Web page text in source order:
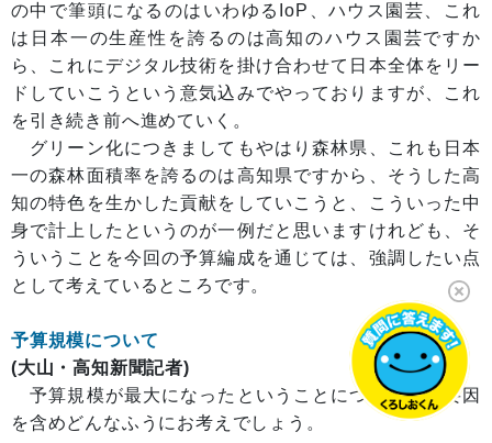
の中で筆頭になるのはいわゆるIoP、ハウス園芸、これ
は日本一の生産性を誇るのは高知のハウス園芸ですか
ら、これにデジタル技術を掛け合わせて日本全体をリー
ドしていこうという意気込みでやっておりますが、これ
を引き続き前へ進めていく。
グリーン化につきましてもやはり森林県、これも日本
一の森林面積率を誇るのは高知県ですから、そうした高
知の特色を生かした貢献をしていこうと、こういった中
身で計上したというのが一例だと思いますけれども、そ
ういうことを今回の予算編成を通じては、強調したい点
として考えているところです。
予算規模について
(大山・高知新聞記者)
予算規模が最大になったということについては、要因
を含めどんなふうにお考えでしょう。